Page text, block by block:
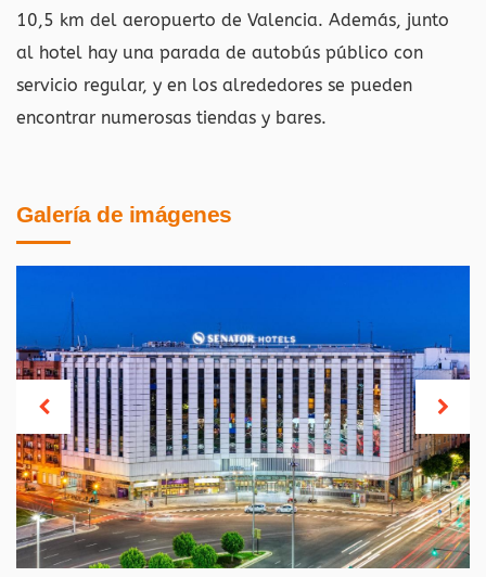
10,5 km del aeropuerto de Valencia. Además, junto
al hotel hay una parada de autobús público con
servicio regular, y en los alrededores se pueden
encontrar numerosas tiendas y bares.
Galería de imágenes